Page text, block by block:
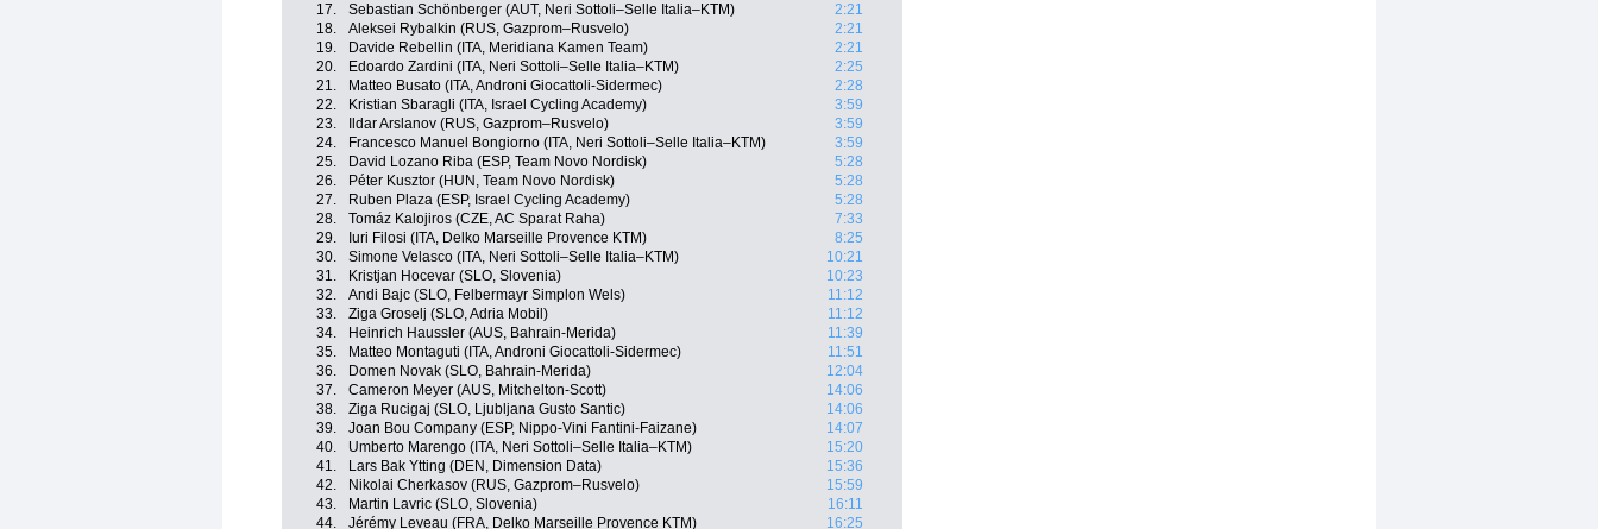
17.
Sebastian Schönberger (AUT, Neri Sottoli–Selle Italia–KTM)
2:21
18.
Aleksei Rybalkin (RUS, Gazprom–Rusvelo)
2:21
19.
Davide Rebellin (ITA, Meridiana Kamen Team)
2:21
20.
Edoardo Zardini (ITA, Neri Sottoli–Selle Italia–KTM)
2:25
21.
Matteo Busato (ITA, Androni Giocattoli-Sidermec)
2:28
22.
Kristian Sbaragli (ITA, Israel Cycling Academy)
3:59
23.
Ildar Arslanov (RUS, Gazprom–Rusvelo)
3:59
24.
Francesco Manuel Bongiorno (ITA, Neri Sottoli–Selle Italia–KTM)
3:59
25.
David Lozano Riba (ESP, Team Novo Nordisk)
5:28
26.
Péter Kusztor (HUN, Team Novo Nordisk)
5:28
27.
Ruben Plaza (ESP, Israel Cycling Academy)
5:28
28.
Tomáz Kalojiros (CZE, AC Sparat Raha)
7:33
29.
Iuri Filosi (ITA, Delko Marseille Provence KTM)
8:25
30.
Simone Velasco (ITA, Neri Sottoli–Selle Italia–KTM)
10:21
31.
Kristjan Hocevar (SLO, Slovenia)
10:23
32.
Andi Bajc (SLO, Felbermayr Simplon Wels)
11:12
33.
Ziga Groselj (SLO, Adria Mobil)
11:12
34.
Heinrich Haussler (AUS, Bahrain-Merida)
11:39
35.
Matteo Montaguti (ITA, Androni Giocattoli-Sidermec)
11:51
36.
Domen Novak (SLO, Bahrain-Merida)
12:04
37.
Cameron Meyer (AUS, Mitchelton-Scott)
14:06
38.
Ziga Rucigaj (SLO, Ljubljana Gusto Santic)
14:06
39.
Joan Bou Company (ESP, Nippo-Vini Fantini-Faizane)
14:07
40.
Umberto Marengo (ITA, Neri Sottoli–Selle Italia–KTM)
15:20
41.
Lars Bak Ytting (DEN, Dimension Data)
15:36
42.
Nikolai Cherkasov (RUS, Gazprom–Rusvelo)
15:59
43.
Martin Lavric (SLO, Slovenia)
16:11
44.
Jérémy Leveau (FRA, Delko Marseille Provence KTM)
16:25